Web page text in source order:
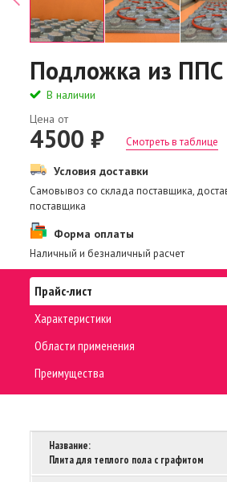
Подложка из ППС
В наличии
Цена от
4500 ₽ Смотреть в таблице
Условия доставки
Самовывоз со склада поставщика,
поставщика
Форма оплаты
Наличный и безналичный расчет
Прайс-лист
Характеристики
Области применения
Преимущества
Название:
Плита для теплого пола с графитом